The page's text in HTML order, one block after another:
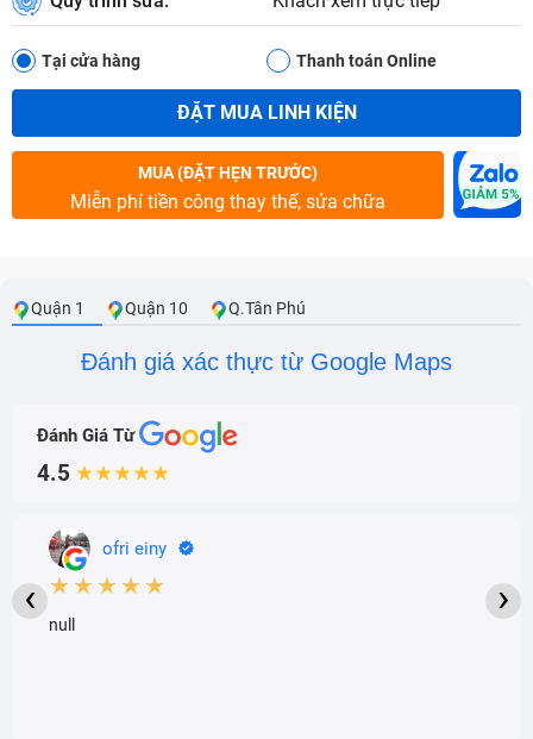
Tại cửa hàng Thanh toán Online
ĐẶT MUA LINH KIỆN
MUA (ĐẶT HẸN TRƯỚC)
Miễn phí tiền công thay thế, sửa chữa
Quận 1 Quận 10 Q.Tân Phú
Đánh giá xác thực từ Google Maps
Đánh Giá Từ
4.5 ★★★★★
ofri einy
★★★★★
null
‹ ›